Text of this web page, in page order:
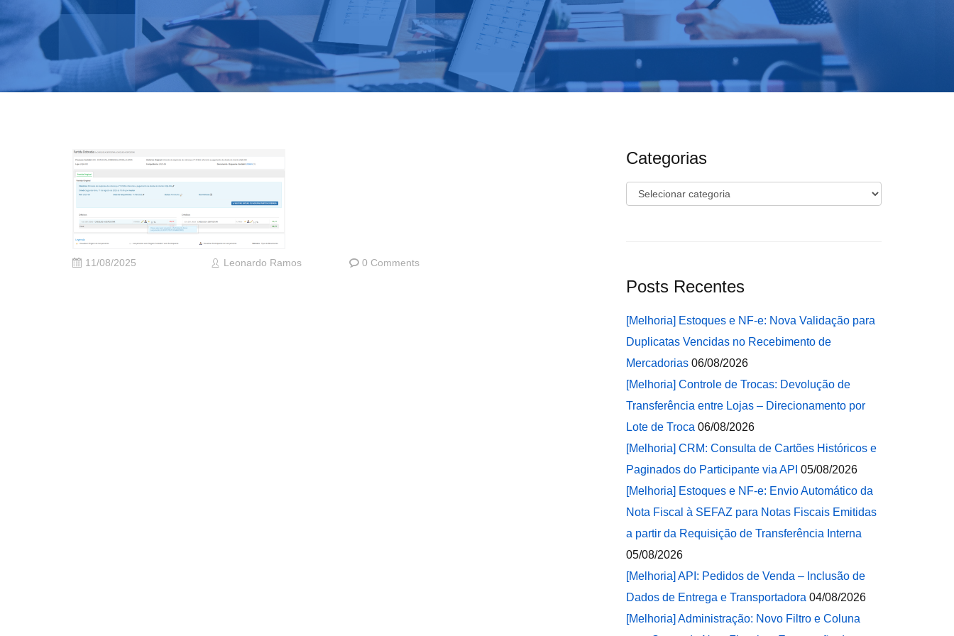
11/08/2025 Leonardo Ramos 0 Comments
Categorias
Categorias
Posts Recentes
[Melhoria] Estoques e NF-e: Nova Validação para
Duplicatas Vencidas no Recebimento de
Mercadorias 06/08/2026
[Melhoria] Controle de Trocas: Devolução de
Transferência entre Lojas – Direcionamento por
Lote de Troca 06/08/2026
[Melhoria] CRM: Consulta de Cartões Históricos e
Paginados do Participante via API 05/08/2026
[Melhoria] Estoques e NF-e: Envio Automático da
Nota Fiscal à SEFAZ para Notas Fiscais Emitidas
a partir da Requisição de Transferência Interna
05/08/2026
[Melhoria] API: Pedidos de Venda – Inclusão de
Dados de Entrega e Transportadora 04/08/2026
[Melhoria] Administração: Novo Filtro e Coluna